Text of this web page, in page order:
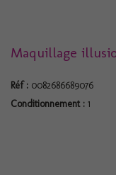
Maquillage
Réf : 0082686689076
Conditionnement : 1